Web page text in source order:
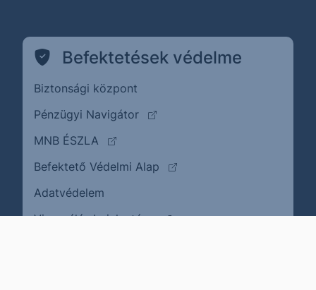
Befektetések védelme
Biztonsági központ
Pénzügyi Navigátor
(külső oldalra ugrik)
MNB ÉSZLA
(külső oldalra ugrik)
Befektető Védelmi Alap
(külső oldalra ugrik)
Adatvédelem
Visszaélés bejelentése(külső oldalra ugrik)